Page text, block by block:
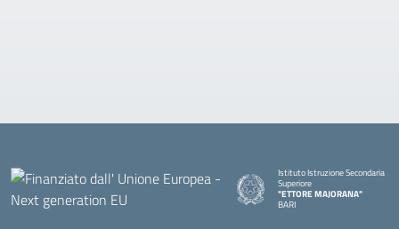
Istituto Istruzione Secondaria
Superiore
"ETTORE MAJORANA"
BARI